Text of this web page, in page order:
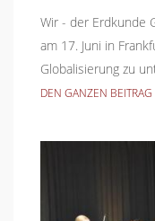
Wir - der Erdkunde
am 17. Juni in
Globalisierung zu
DEN GANZEN BEITRAG